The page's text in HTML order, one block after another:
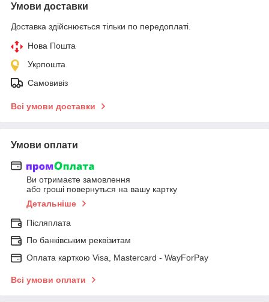
Умови доставки
Доставка здійснюється тільки по передоплаті.
Нова Пошта
Укрпошта
Самовивіз
Всі умови доставки
Умови оплати
Ви отримаєте замовлення
або гроші повернуться на вашу картку
Детальніше
Післяплата
По банківським реквізитам
Оплата карткою Visa, Mastercard - WayForPay
Всі умови оплати